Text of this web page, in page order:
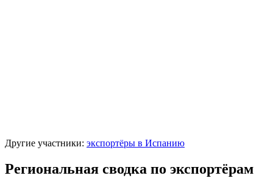
Другие участники: экспортёры в Испанию
Региональная сводка по экспортёрам